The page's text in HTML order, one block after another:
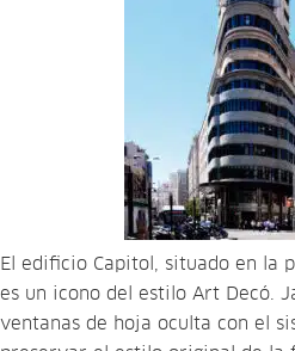
El edificio Capitol, situado en la
es un icono del estilo Art Decó.
ventanas de hoja oculta con el